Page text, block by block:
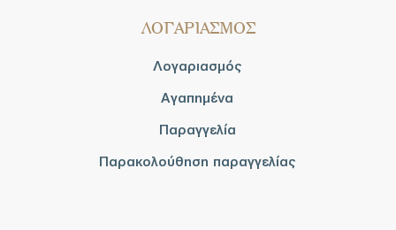
ΛΟΓΑΡΙΑΣΜΟΣ
Λογαριασμός
Αγαπημένα
Παραγγελία
Παρακολούθηση παραγγελίας